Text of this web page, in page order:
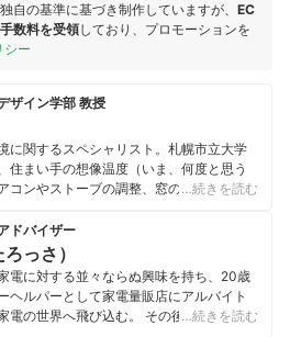
自の基準に基づき制作していますが、 EC
数料を受領しており、プロモーションを
シー
ザイン学部 教授
に関するスペシャリスト。札幌市立大学
住まい手の想像温度（いま、何度と思う
コンやストーブの調整、窓の開閉行動な
境の適切な温度管理の知見を活かして、
園・甲府市遊亀公園附属動物園のリニュ
に関わり稀少動物の住環境を良質にして
のリレー」にも貢献している。 専門家と
ビ等のメディアでの解説も多数。日本経
聞・産経新聞、「ZIP！」・「真相報道バ
…続きを読む
ドバイザー
っさ）
電に対する並々ならぬ興味を持ち、20歳
ヘルパーとして家電量販店にアルバイト
電の世界へ飛び込む。 その後2年で家電販
…続きを読む